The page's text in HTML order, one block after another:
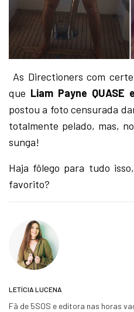
As Directioners com
que Liam Payne QUASE
postou a foto censurada
totalmente pelado, mas,
sunga!
Haja fôlego para tudo
favorito?
LETÍCIA LUCENA
Fã de 5SOS e editora nas horas